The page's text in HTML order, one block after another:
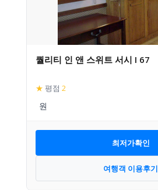
퀄리티 인 앤 스위트 서시 I 67
★ 평점 2
최저가확인
여행객 이용후기